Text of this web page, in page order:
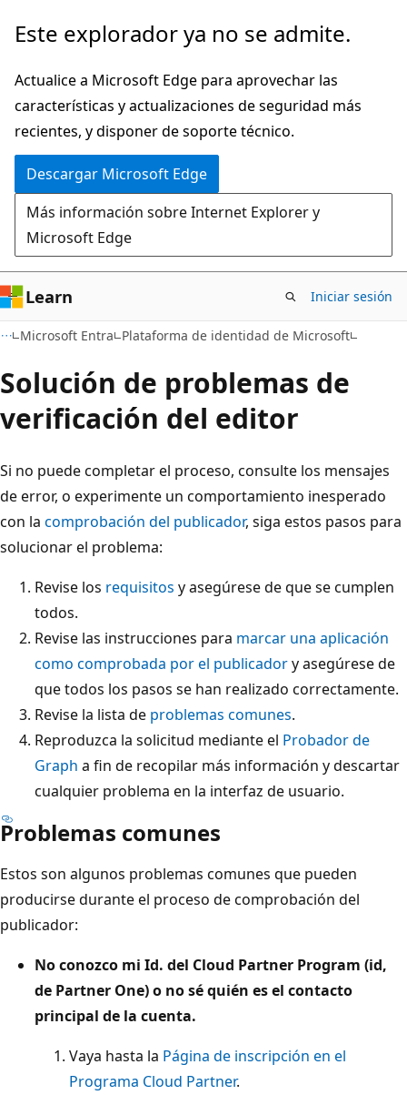
Ir
contenido
principal
Este explorador ya no se admite.
Actualice a Microsoft Edge para aprovechar las
características y actualizaciones de seguridad más
recientes, y disponer de soporte técnico.
Descargar Microsoft Edge
Más información sobre Internet Explorer y
Microsoft Edge
Learn Iniciar sesión
Microsoft Entra Plataforma de identidad de Microsoft
Solución de problemas de
verificación del editor
Si no puede completar el proceso, consulte los mensajes
de error, o experimente un comportamiento inesperado
con la comprobación del publicador, siga estos pasos para
solucionar el problema:
Revise los requisitos y asegúrese de que se cumplen
todos.
Revise las instrucciones para marcar una aplicación
como comprobada por el publicadory asegúrese de
que todos los pasos se han realizado correctamente.
Revise la lista de problemas comunes.
Reproduzca la solicitud mediante el Probador de
Graph a fin de recopilar más información y descartar
cualquier problema en la interfaz de usuario.
Problemas comunes
Estos son algunos problemas comunes que pueden
producirse durante el proceso de comprobación del
publicador:
No conozco mi Id. del Cloud Partner Program (id,
de Partner One) o no sé quién es el contacto
principal de la cuenta.
Vaya hasta la Página de inscripción en el
Programa Cloud Partner.